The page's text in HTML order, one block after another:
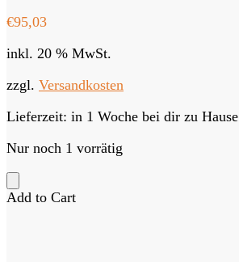
€95,03
inkl. 20 % MwSt.
zzgl. Versandkosten
Lieferzeit: in 1 Woche bei dir zu Hause
Nur noch 1 vorrätig
Add to Cart